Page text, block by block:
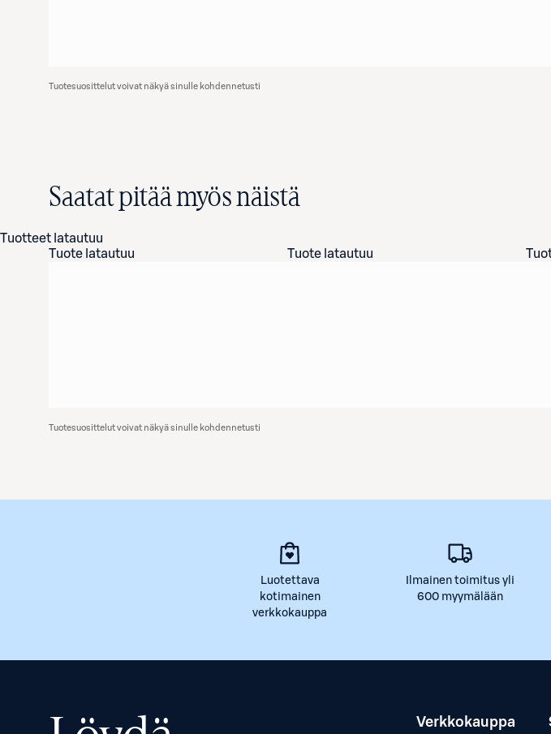
Tuotesuosittelut voivat näkyä sinulle kohdennetusti
Saatat pitää myös näistä
Tuotteet latautuu
Tuote latautuu
Tuote latautuu
Tuotesuosittelut voivat näkyä sinulle kohdennetusti
Luotettava
kotimainen
verkkokauppa
Ilmainen toimitus yli
600 myymälään
Verkkokauppa